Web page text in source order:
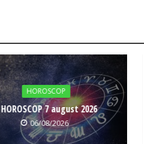
HOROSCOP
HOROSCOP 7 august 2026
06/08/2026